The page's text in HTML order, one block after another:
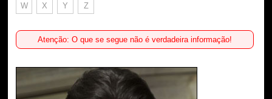
W X Y Z
Atenção: O que se segue não é verdadeira informação!